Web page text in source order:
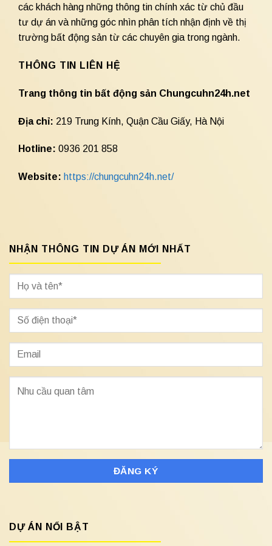
các khách hàng những thông tin chính xác từ chủ đầu
tư dự án và những góc nhìn phân tích nhận định về thị
trường bất động sản từ các chuyên gia trong ngành.
THÔNG TIN LIÊN HỆ
Trang thông tin bất động sản Chungcuhn24h.net
Địa chỉ: 219 Trung Kính, Quận Cầu Giấy, Hà Nội
Hotline: 0936 201 858
Website: https://chungcuhn24h.net/
NHẬN THÔNG TIN DỰ ÁN MỚI NHẤT
DỰ ÁN NỔI BẬT